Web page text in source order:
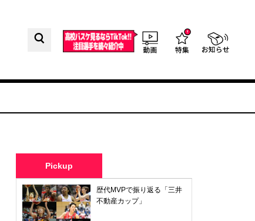
Pickup
歴代MVPで振り返る「三井
不動産カップ」